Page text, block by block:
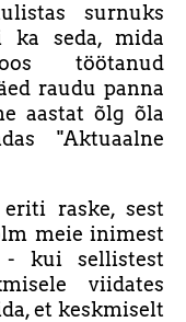
surnuks
seda, mida
töötanud
raudu panna
aastat õlg õla
"Aktuaalne
raske, sest
meie inimest
- kui sellistest
viidates
et keskmiselt